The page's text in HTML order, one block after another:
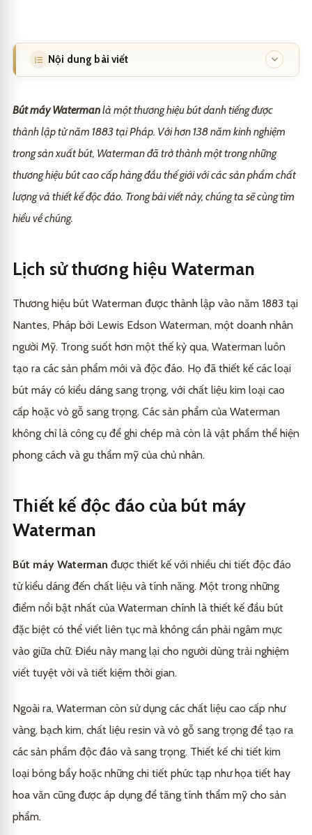
Nội dung bài viết
2 Thiết kế độc đáo của bút máy Waterman
Ưu điểm của bút máy Waterman
3.1 1. Chất lượng cao
2. Tính năng viết tốt
4 Những mẫu bút máy Waterman nổi tiếng
4.1 1. Waterman Carene
4.2 2. Waterman Expert
4.3 3. Waterman Hemisphere
5 Cách sử dụng và bảo quản bút máy Waterman
5.1 1. Sử dụng mực chính hãng
5.3 3. Bảo quản bút đúng cách
5.4 4. Vệ sinh bút định kỳ
Mua bán bút máy Waterman chính hãng ở đâu?
Kết luận
Bút máy Watermanlà một thương hiệu bút danh tiếng được
thành lập từ năm 1883 tại Pháp. Với hơn 138 năm kinh nghiệm
trong sản xuất bút, Waterman đã trở thành một trong những
thương hiệu bút cao cấp hàng đầu thế giới với các sản phẩm chất
lượng và thiết kế độc đáo. Trong bài viết này, chúng ta sẽ cùng tìm
hiểu về chúng.
Lịch sử thương hiệu Waterman
Thương hiệu bút Waterman được thành lập vào năm 1883 tại
Nantes, Pháp bởi Lewis Edson Waterman, một doanh nhân
người Mỹ. Trong suốt hơn một thế kỷ qua, Waterman luôn
tạo ra các sản phẩm mới và độc đáo. Họ đã thiết kế các loại
bút máy có kiểu dáng sang trọng, với chất liệu kim loại cao
cấp hoặc vỏ gỗ sang trọng. Các sản phẩm của Waterman
không chỉ là công cụ để ghi chép mà còn là vật phẩm thể hiện
phong cách và gu thẩm mỹ của chủ nhân.
Thiết kế độc đáo của bút máy
Waterman
Bút máy Waterman được thiết kế với nhiều chi tiết độc đáo
từ kiểu dáng đến chất liệu và tính năng. Một trong những
điểm nổi bật nhất của Waterman chính là thiết kế đầu bút
đặc biệt có thể viết liên tục mà không cần phải ngâm mực
vào giữa chữ. Điều này mang lại cho người dùng trải nghiệm
viết tuyệt vời và tiết kiệm thời gian.
Ngoài ra, Waterman còn sử dụng các chất liệu cao cấp như
vàng, bạch kim, chất liệu resin và vỏ gỗ sang trọng để tạo ra
các sản phẩm độc đáo và sang trọng. Thiết kế chi tiết kim
loại bóng bẩy hoặc những chi tiết phức tạp như họa tiết hay
hoa văn cũng được áp dụng để tăng tính thẩm mỹ cho sản
phẩm.